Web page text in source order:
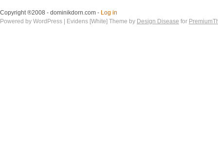
Copyright ®2008 - dominikdorn.com - Log in
Powered by WordPress | Evidens [White] Theme by Design Disease for